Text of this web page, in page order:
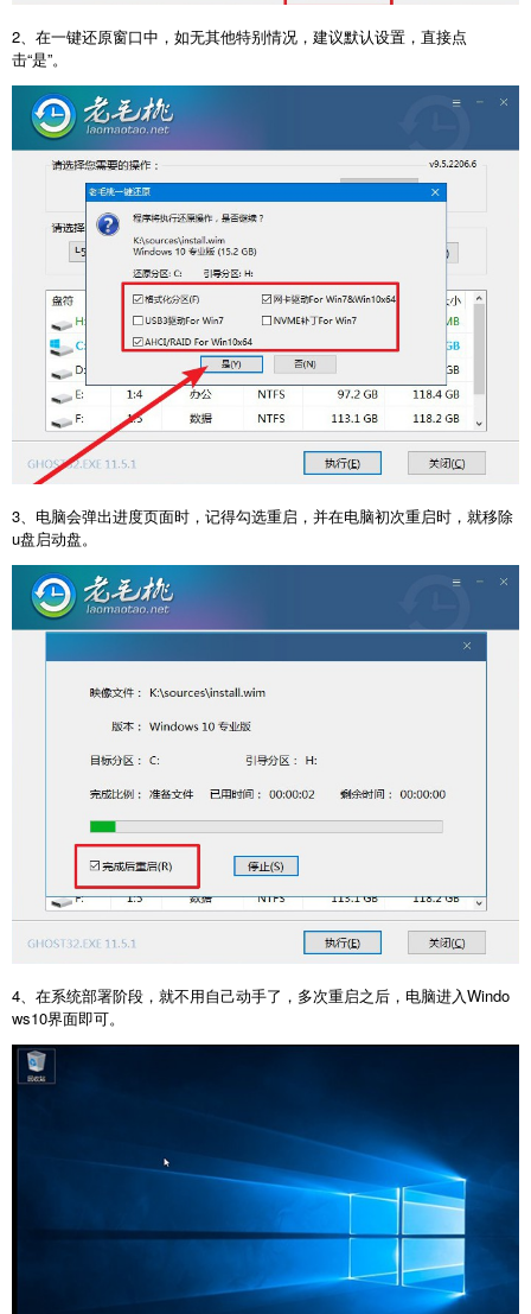
2、在一键还原窗口中，如无其他特别情况，建议默认设置，直接点
击“是”。
3、电脑会弹出进度页面时，记得勾选重启，并在电脑初次重启时，就移除
u盘启动盘。
4、在系统部署阶段，就不用自己动手了，多次重启之后，电脑进入Windo
ws10界面即可。